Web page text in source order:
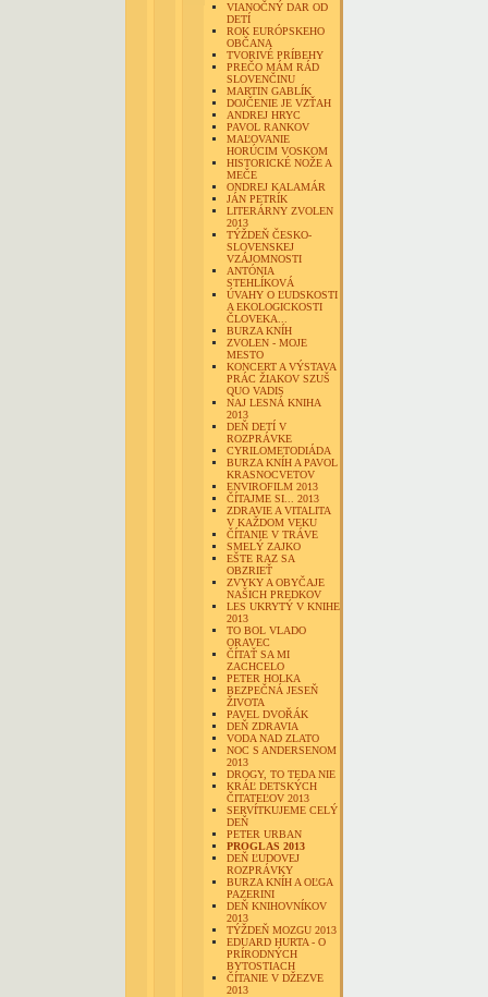
VIANOČNÝ DAR OD
DETÍ
ROK EURÓPSKEHO
OBČANA
TVORIVÉ PRÍBEHY
PREČO MÁM RÁD
SLOVENČINU
MARTIN GABLÍK
DOJČENIE JE VZŤAH
ANDREJ HRYC
PAVOL RANKOV
MAĽOVANIE
HORÚCIM VOSKOM
HISTORICKÉ NOŽE A
MEČE
ONDREJ KALAMÁR
JÁN PETRÍK
LITERÁRNY ZVOLEN
2013
TÝŽDEŇ ČESKO-
SLOVENSKEJ
VZÁJOMNOSTI
ANTÓNIA
STEHLÍKOVÁ
ÚVAHY O ĽUDSKOSTI
A EKOLOGICKOSTI
ČLOVEKA...
BURZA KNÍH
ZVOLEN - MOJE
MESTO
KONCERT A VÝSTAVA
PRÁC ŽIAKOV SZUŠ
QUO VADIS
NAJ LESNÁ KNIHA
2013
DEŇ DETÍ V
ROZPRÁVKE
CYRILOMETODIÁDA
BURZA KNÍH A PAVOL
KRASNOCVETOV
ENVIROFILM 2013
ČÍTAJME SI... 2013
ZDRAVIE A VITALITA
V KAŽDOM VEKU
ČÍTANIE V TRÁVE
SMELÝ ZAJKO
EŠTE RAZ SA
OBZRIEŤ
ZVYKY A OBYČAJE
NAŠICH PREDKOV
LES UKRYTÝ V KNIHE
2013
TO BOL VLADO
ORAVEC
ČÍTAŤ SA MI
ZACHCELO
PETER HOLKA
BEZPEČNÁ JESEŇ
ŽIVOTA
PAVEL DVOŘÁK
DEŇ ZDRAVIA
VODA NAD ZLATO
NOC S ANDERSENOM
2013
DROGY, TO TEDA NIE
KRÁĽ DETSKÝCH
ČITATEĽOV 2013
SERVÍTKUJEME CELÝ
DEŇ
PETER URBAN
PROGLAS 2013
DEŇ ĽUDOVEJ
ROZPRÁVKY
BURZA KNÍH A OĽGA
PAZERINI
DEŇ KNIHOVNÍKOV
2013
TÝŽDEŇ MOZGU 2013
EDUARD HURTA - O
PRÍRODNÝCH
BYTOSTIACH
ČÍTANIE V DŽEZVE
2013